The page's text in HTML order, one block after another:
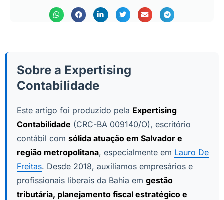
Sobre a Expertising
Contabilidade
Este artigo foi produzido pela Expertising
Contabilidade (CRC-BA 009140/O), escritório
contábil com sólida atuação em Salvador e
região metropolitana, especialmente em Lauro De
Freitas. Desde 2018, auxiliamos empresários e
profissionais liberais da Bahia em gestão
tributária, planejamento fiscal estratégico e